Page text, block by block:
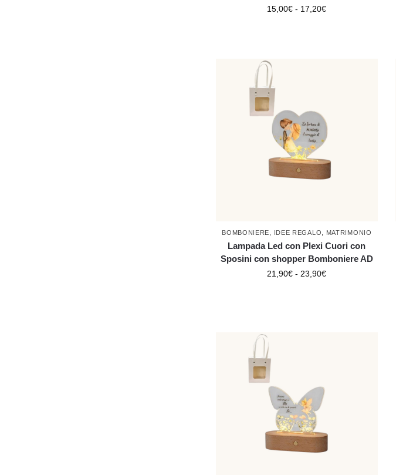
15,00€ - 17,20€
BOMBONIERE IDEE REGALO MATRIMONIO
Lampada Led con Plexi Cuori con
Sposini con shopper Bomboniere AD
21,90€ - 23,90€